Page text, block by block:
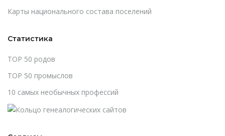
Карты национального состава поселений
Статистика
TOP 50 родов
TOP 50 промыслов
10 самых необычных профессий